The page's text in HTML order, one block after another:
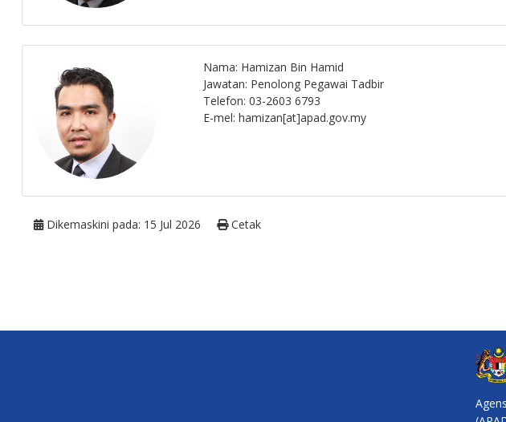
Nama: Hamizan Bin Hamid
Jawatan: Penolong Pegawai Tadbir
Telefon: 03-2603 6793
E-mel: hamizan[at]apad.gov.my
Dikemaskini pada: 15 Jul 2026 Cetak